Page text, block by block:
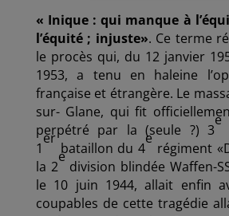
« Inique : qui manque à
l’équité ; injuste». Ce terme
le procès qui, du 12 janvier
1953, a tenu en haleine
française et étrangère. Le
sur- Glane, qui fit
perpétré par la (seule ?) 3
e
1
er
bataillon du 4
e
régiment
la 2
e
division blindée Waffen-
le 10 juin 1944, allait enfin
coupables de cette tragédie